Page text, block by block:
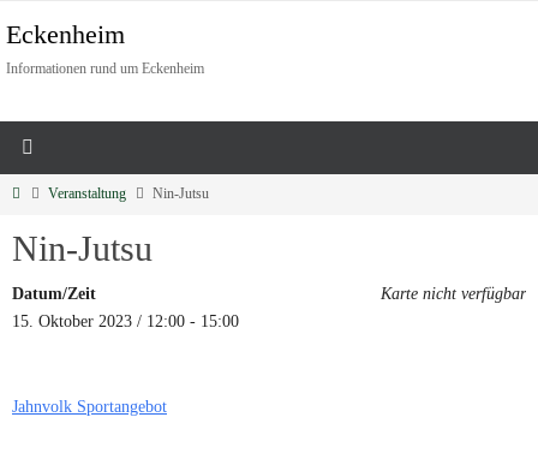
Eckenheim
Informationen rund um Eckenheim
Veranstaltung Nin-Jutsu
Nin-Jutsu
Karte nicht verfügbar
Datum/Zeit
15. Oktober 2023 / 12:00 - 15:00
Jahnvolk Sportangebot